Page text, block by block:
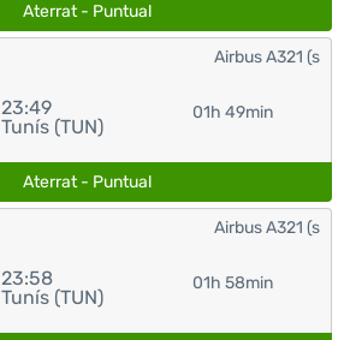
Aterrat - Puntual
23:49
Tunís (TUN)
01h 49min
Airbus A321 (s
Aterrat - Puntual
23:58
Tunís (TUN)
01h 58min
Airbus A321 (s